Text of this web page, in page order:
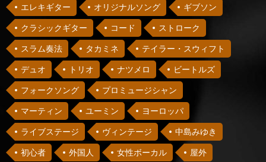
エレキギター
オリジナルソング
ギブソン
クラシックギター
コード
ストローク
スラム奏法
タカミネ
テイラー・スウィフト
デュオ
トリオ ナツメロ
ビートルズ
フォークソング
プロミュージシャン
マーティン
ユーミン
ヨーロッパ
ライブステージ
ヴィンテージ
中島みゆき
初心者
外国人 女性ボーカル
屋外